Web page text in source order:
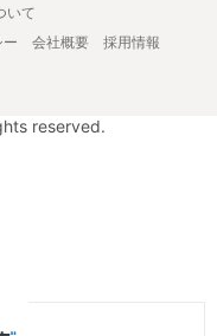
いて
ー 会社概要
採用情報
reserved.